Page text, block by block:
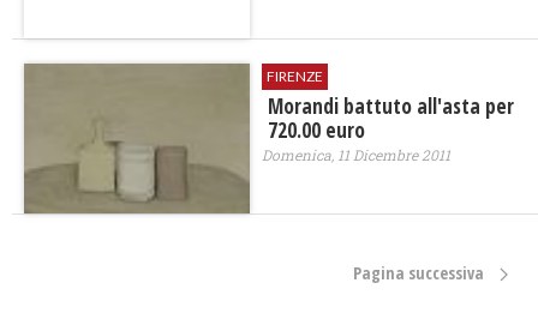
FIRENZE
Morandi battuto all'asta per
720.00 euro
Domenica, 11 Dicembre 2011
Pagina successiva